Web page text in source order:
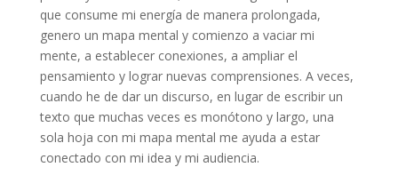
que consume mi energía de manera prolongada,
genero un mapa mental y comienzo a vaciar mi
mente, a establecer conexiones, a ampliar el
pensamiento y lograr nuevas comprensiones. A veces,
cuando he de dar un discurso, en lugar de escribir un
texto que muchas veces es monótono y largo, una
sola hoja con mi mapa mental me ayuda a estar
conectado con mi idea y mi audiencia.